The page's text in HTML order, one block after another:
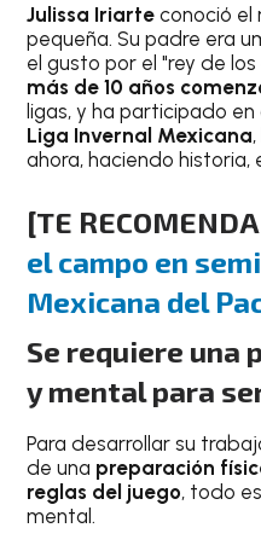
Julissa Iriarte conoció el
pequeña. Su padre era
el gusto por el "rey de
más de 10 años
ligas, y ha participado
Liga Invernal Mexicana
ahora, haciendo historia,
[TE
el campo en
Mexicana del
Se requiere una
y mental para
Para desarrollar su
de una preparación
reglas del juego, todo
mental.